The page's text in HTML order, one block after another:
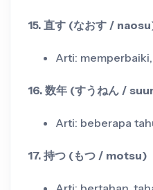
15. 直す (なおす /
Arti:
16. 数年 (すうねん /
Arti: beberapa
17. 持つ (もつ / motsu)